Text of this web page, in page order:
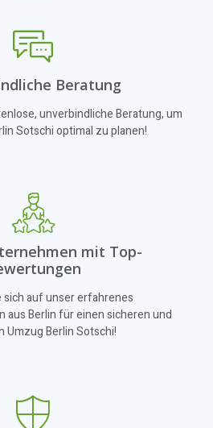
Beratung
unverbindliche Beratung, um
Sotschi optimal zu planen!
mit Top-
sich auf unser erfahrenes
aus Berlin für einen sicheren und
Umzug Berlin Sotschi!